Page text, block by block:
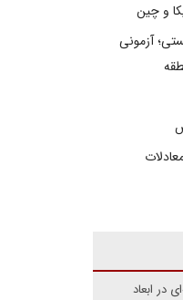
و چین
آزمونی
در ابعاد